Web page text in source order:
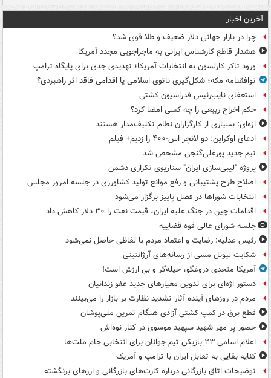
آخرین اخبار
چرا در بازار جهانی دلار ضعیف و طلا قوی شد؟
هشدار قاطع کارشناس ایرانی به ماجراجویی مجدد آمریکا
ورود تاکر کارلسون به انتخابات آمریکا؛ تهدیدی جدی برای پایگاه ترامپ
توافقنامه مکه؛ شکل‌گیری ناتوی اسلامی یا اقدامی فاقد اثر راهبردی؟
استعفای نایب‌رئیس فدراسیون کشتی
حکم اخراج ربیعی را چه کسی امضا کرد؟
اژه‌ای: بسیاری از کارگزاران نظام تکلیف‌مدار هستند
ادعای اوکراین: دو لانچر اس-۴۰۰ را زدیم+ فیلم
تیم جدید پورعلی‌گنجی مشخص شد
پروژه "لیبی‌سازی ایران" سناریوی تکراری دشمن
اصلاح طرح پشتیبانی و رفع موانع تولید کشاورزی در جلسه امروز مجلس
انتخابات شوراها در فصل پاییز برگزار می‌شود
اقدامات چین در جنگ علیه ایران، قیمت نفت را ۳۰ دلار کاهش داد
جلسه شورای عالی قوه قضاییه
رئیس عدلیه: رضایت و اعتماد مردم با لفاظی حاصل نمی‌شود
شکایت لیونل مسی از رسانه‌های آرژانتینی
آمریکا متحدی دروغگو، حیله‌گر و بی ارزش است!
دستور اژه‌ای برای تدوین معیارهای جدید عفو زندانیان
مردم در روزهای آینده آثار تشدید نظارت بر بازار را می‌بینند
قطع برق در کمپ کشتی آزادی هنگام تمرین ملی‌پوشان
حضور پر مهر شهید سپهبد موسوی در کنار نوه‌اش
اعلام اسامی ۲۳ بازیکن تیم جوانان برای انتخابی جام ملت‌ها
کنایه بقایی به تقابل ایران با ترامپ و آمریک
توضیحات اتاق بازرگانی درباره کارت‌های بازرگانی و ارزهای برنگشته